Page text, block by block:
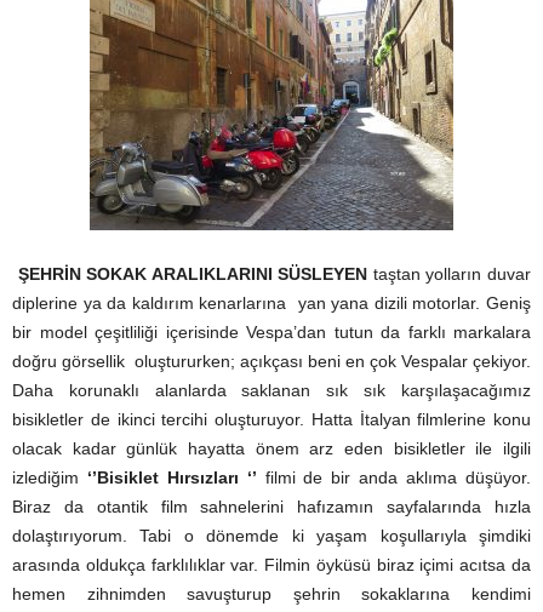
ŞEHRİN SOKAK ARALIKLARINI SÜSLEYEN taştan yolların duvar
diplerine ya da kaldırım kenarlarına yan yana dizili motorlar. Geniş
bir model çeşitliliği içerisinde Vespa’dan tutun da farklı markalara
doğru görsellik oluştururken; açıkçası beni en çok Vespalar çekiyor.
Daha korunaklı alanlarda saklanan sık sık karşılaşacağımız
bisikletler de ikinci tercihi oluşturuyor. Hatta İtalyan filmlerine konu
olacak kadar günlük hayatta önem arz eden bisikletler ile ilgili
izlediğim ‘’Bisiklet Hırsızları ‘’ filmi de bir anda aklıma düşüyor.
Biraz da otantik film sahnelerini hafızamın sayfalarında hızla
dolaştırıyorum. Tabi o dönemde ki yaşam koşullarıyla şimdiki
arasında oldukça farklılıklar var. Filmin öyküsü biraz içimi acıtsa da
hemen zihnimden savuşturup şehrin sokaklarına kendimi